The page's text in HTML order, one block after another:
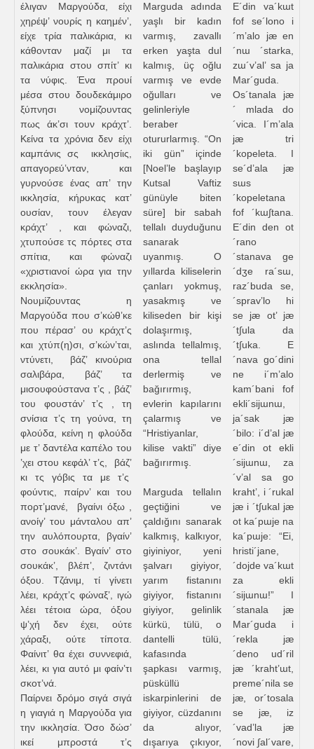
έλιγαν Μαργούδα, είχι
χηρέψ’ νουρίς η καημέν’,
είχε τρία παλικάρια, κι
κάθονταν μαζί μι τα
παλικάρια στου σπίτ’ κι
τα νύφις. Ένα προυί
μέσα στου δουδεκάμιρο
ξύπνησι νομίζουντας
πως άκ’σι τουν κράχτ’.
Κείνα τα χρόνια δεν είχι
καμπάνις σς ικκλησίις,
απαγορεύ’νταν, και
γυρνούσε ένας απ’ την
ικκλησία, κήρυκας κατ’
ουσίαν, τουν έλεγαν
κράχτ’ , και φώναζι,
χτυπούσε τς πόρτες στα
σπίτια, και φώναζι
«χριστιανοί ώρα για την
εκκλησία».
Νουμίζουντας η
Μαργούδα που σ’κώθ’κε
που πέρασ’ ου κράχτ’ς
και χτύπ(η)σι, σ’κών’ται,
ντύνετι, βάζ’ κινούρια
σαλιβάρα, βάζ’ τα
μισουφούστανα τ’ς , βάζ’
του φουστάν’ τ’ς , τη
σνίσια τ’ς τη γούνα, τη
φλούδα, κείνη η φλούδα
με τ’ δαντέλα καπέλο του
’χει στου κεφάλ’ τ’ς, βάζ’
κι τς γόβις τα με τ’ς
φούντις, παίρν’ και του
πορτ’μανέ, βγαίνι όξω ,
ανοίγ’ του μάνταλου απ’
την αυλόπουρτα, βγαίν’
στο σουκάκ’. Βγαίν’ στο
σουκάκ’, βλέπ’, ζιντάνι
όξου. Τζάνιμ, τί γίνετι
λέει, κράχτ’ς φώναξ’, ιγώ
λέει τέτοια ώρα, όξου
ψ’χή δεν έχει, ούτε
χάραξι, ούτε τίποτα.
Φαίνιτ’ θα έχει συννεφιά,
λέει, κι για αυτό μι φαίν’τι
σκοτ’νά.
Παίρνει δρόμο σιγά σιγά
η γιαγιά η Μαργούδα για
την ικκλησία. Όσο δώσ’
ικεί μπροστά τ’ς
Marguda adında
yaşlı bir kadın
varmış, zavallı
erken yaşta dul
kalmış, üç oğlu
varmış ve evde
oğulları ve
gelinleriyle
beraber
otururlarmış. “On
iki gün” içinde
[Noel’le başlayıp
Kutsal Vaftiz
günüyle biten
süre] bir sabah
tellalı duyduğunu
sanarak
uyanmış. O
yıllarda kiliselerin
çanları yokmuş,
yasakmış ve
kiliseden bir kişi
dolaşırmış,
aslında tellalmış,
ona tellal
derlermiş ve
bağırırmış,
evlerin kapılarını
çalarmış ve
“Hristiyanlar,
kilise vakti” diye
bağırırmış.
Marguda tellalın
geçtiğini ve
çaldığını sanarak
kalkmış, kalkıyor,
giyiniyor, yeni
şalvarı giyiyor,
yarım fistanını
giyiyor, fistanını
giyiyor, gelinlik
kürkü, tülü, o
dantelli tülü,
kafasında
şapkası varmış,
püsküllü
iskarpinlerini de
giyiyor, cüzdanını
da alıyor,
dışarıya çıkıyor,
E´din va´kɯt
fof se´lono i
´m’alo jæ en
´nɯ ´starka,
zɯ´v’al’ sa ja
Mar´guda.
Os´tanala jæ
´ mlada do
´vica. I´m’ala
jæ tri
´kopeleta. I
se´d’ala jæ
sɯs
´kopeletana
fof ´kɯ∫tana.
E´din den ot
´rano
´stanava ge
´dʒe ra´sɯ,
raz´buda se,
´sprav’lo hi
se jæ ot’ jæ
´t∫ula da
´t∫uka. E
´nava go´dini
ne i´m’alo
kam´bani fof
ekli´sijɯnɯ,
ja´sak jæ
´bilo: i´d’al jæ
e´din ot ekli
´sijɯnɯ, za
´v’al sa go
kraht’, i ´rukal
jæ i ´t∫ukal jæ
ot ka´pɯje na
ka´pɯje: “Ei,
hristi´jane,
´dojde va´kɯt
za ekli
´sijɯnɯ!” I
´stanala jæ
Mar´guda i
´rekla jæ
´deno ud´ril
jæ ´kraht’ɯt,
preme´nila se
jæ, or´tosala
se jæ, iz
´vad’la jæ
´novi ∫al´vare,